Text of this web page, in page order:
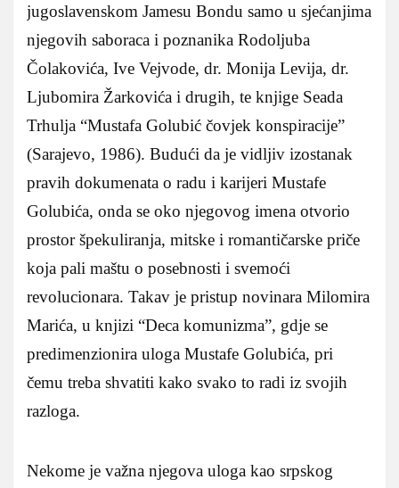
jugoslavenskom Jamesu Bondu samo u sjećanjima
njegovih saboraca i poznanika Rodoljuba
Čolakovića, Ive Vejvode, dr. Monija Levija, dr.
Ljubomira Žarkovića i drugih, te knjige Seada
Trhulja “Mustafa Golubić čovjek konspiracije”
(Sarajevo, 1986). Budući da je vidljiv izostanak
pravih dokumenata o radu i karijeri Mustafe
Golubića, onda se oko njegovog imena otvorio
prostor špekuliranja, mitske i romantičarske priče
koja pali maštu o posebnosti i svemoći
revolucionara. Takav je pristup novinara Milomira
Marića, u knjizi “Deca komunizma”, gdje se
predimenzionira uloga Mustafe Golubića, pri
čemu treba shvatiti kako svako to radi iz svojih
razloga.
Nekome je važna njegova uloga kao srpskog